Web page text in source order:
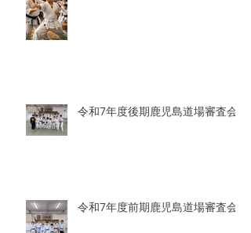
令和7年度後期鹿児島道場審査会
令和7年度前期鹿児島道場審査会